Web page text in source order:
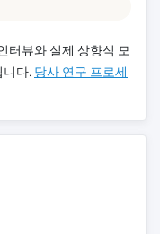
터뷰와 실제 상향식 모
니다. 당사 연구 프로세